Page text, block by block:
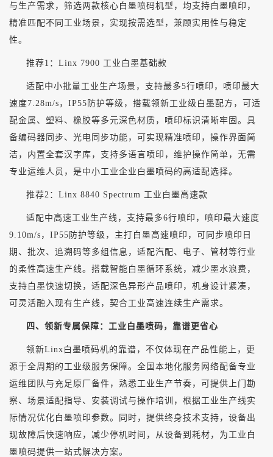
与生产需求，筛选两款核心白墨喷码机型，均支持白墨喷印，
精准匹配不同工业场景，实现按需选型，兼顾实用性与稳定
性。
推荐1：Linx 7900 工业白墨基础款
适配中小批量工业生产场景，支持最多5行喷印，喷印最大
速度7.28m/s，IP55防护等级，搭载领新工业级白墨配方，可适
配金属、塑料、橡胶等多元深色材质，喷印标识清晰牢固。具
备编码器同步、光电同步功能，可实现精准喷印，操作界面简
洁，内置全套汉字库，支持多语言喷印，维护操作简单，无需
专业运维人员，是中小工业企业白墨喷码的高适配选择。
推荐2：Linx 8840 Spectrum 工业白墨高速款
适配中高速工业生产线，支持最多6行喷印，喷印最大速度
9.10m/s，IP55防护等级，主打白墨高速喷印，可同步喷印日
期、批次、追溯码等多组信息，适配汽配、电子、管材等行业
的柔性高速生产线。搭载智能白墨循环系统，减少墨水浪费，
支持白墨快速切换，适配深色异形产品喷印，机身设计紧凑，
可灵活融入现有生产线，契合工业高速连续生产需求。
四、领新专属保障：工业白墨喷码，靠谱更省心
领新Linx白墨喷码机的靠谱，不仅体现在产品性能上，更
源于全周期的工业级服务保障。全国本地化服务网络配备专业
运维团队与充足原厂备件，熟悉工业生产节奏，可提供上门勘
察、场景适配指导、安装调试与操作培训，根据工业生产线实
际情况优化白墨喷印参数。同时，提供终身技术支持，设备出
现故障后快速响应，减少停机时间，从设备到耗材，为工业白
墨喷码提供一站式解决方案。